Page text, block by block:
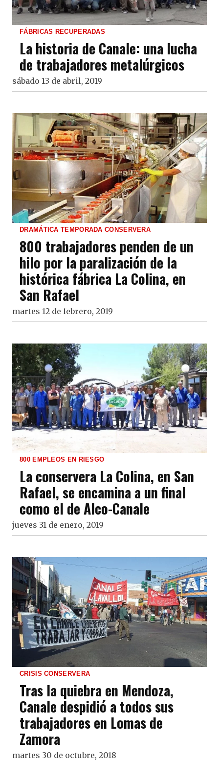
FÁBRICAS RECUPERADAS
La historia de Canale: una lucha
de trabajadores metalúrgicos
sábado 13 de abril, 2019
DRAMÁTICA TEMPORADA CONSERVERA
800 trabajadores penden de un
hilo por la paralización de la
histórica fábrica La Colina, en
San Rafael
martes 12 de febrero, 2019
800 EMPLEOS EN RIESGO
La conservera La Colina, en San
Rafael, se encamina a un final
como el de Alco-Canale
jueves 31 de enero, 2019
CRISIS CONSERVERA
Tras la quiebra en Mendoza,
Canale despidió a todos sus
trabajadores en Lomas de
Zamora
martes 30 de octubre, 2018